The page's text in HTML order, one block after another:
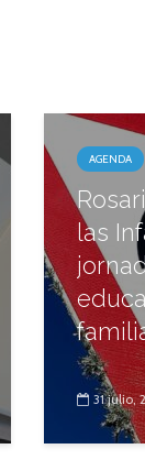
AGENDA
las
31 julio,